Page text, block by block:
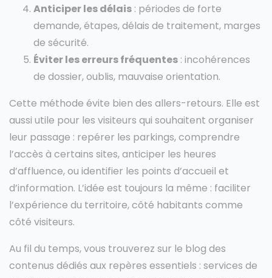
Anticiper les délais : périodes de forte
demande, étapes, délais de traitement, marges
de sécurité.
Éviter les erreurs fréquentes : incohérences
de dossier, oublis, mauvaise orientation.
Cette méthode évite bien des allers-retours. Elle est
aussi utile pour les visiteurs qui souhaitent organiser
leur passage : repérer les parkings, comprendre
l’accès à certains sites, anticiper les heures
d’affluence, ou identifier les points d’accueil et
d’information. L’idée est toujours la même : faciliter
l’expérience du territoire, côté habitants comme
côté visiteurs.
Au fil du temps, vous trouverez sur le blog des
contenus dédiés aux repères essentiels : services de